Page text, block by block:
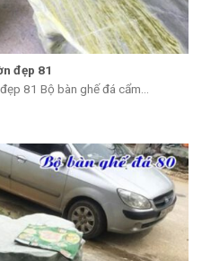
đẹp 81
81 Bộ bàn ghế đá cẩm...